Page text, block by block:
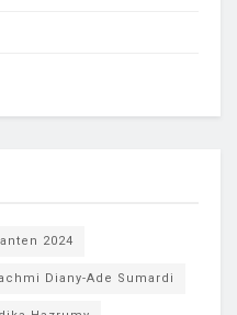
2024
Diany-Ade Sumardi